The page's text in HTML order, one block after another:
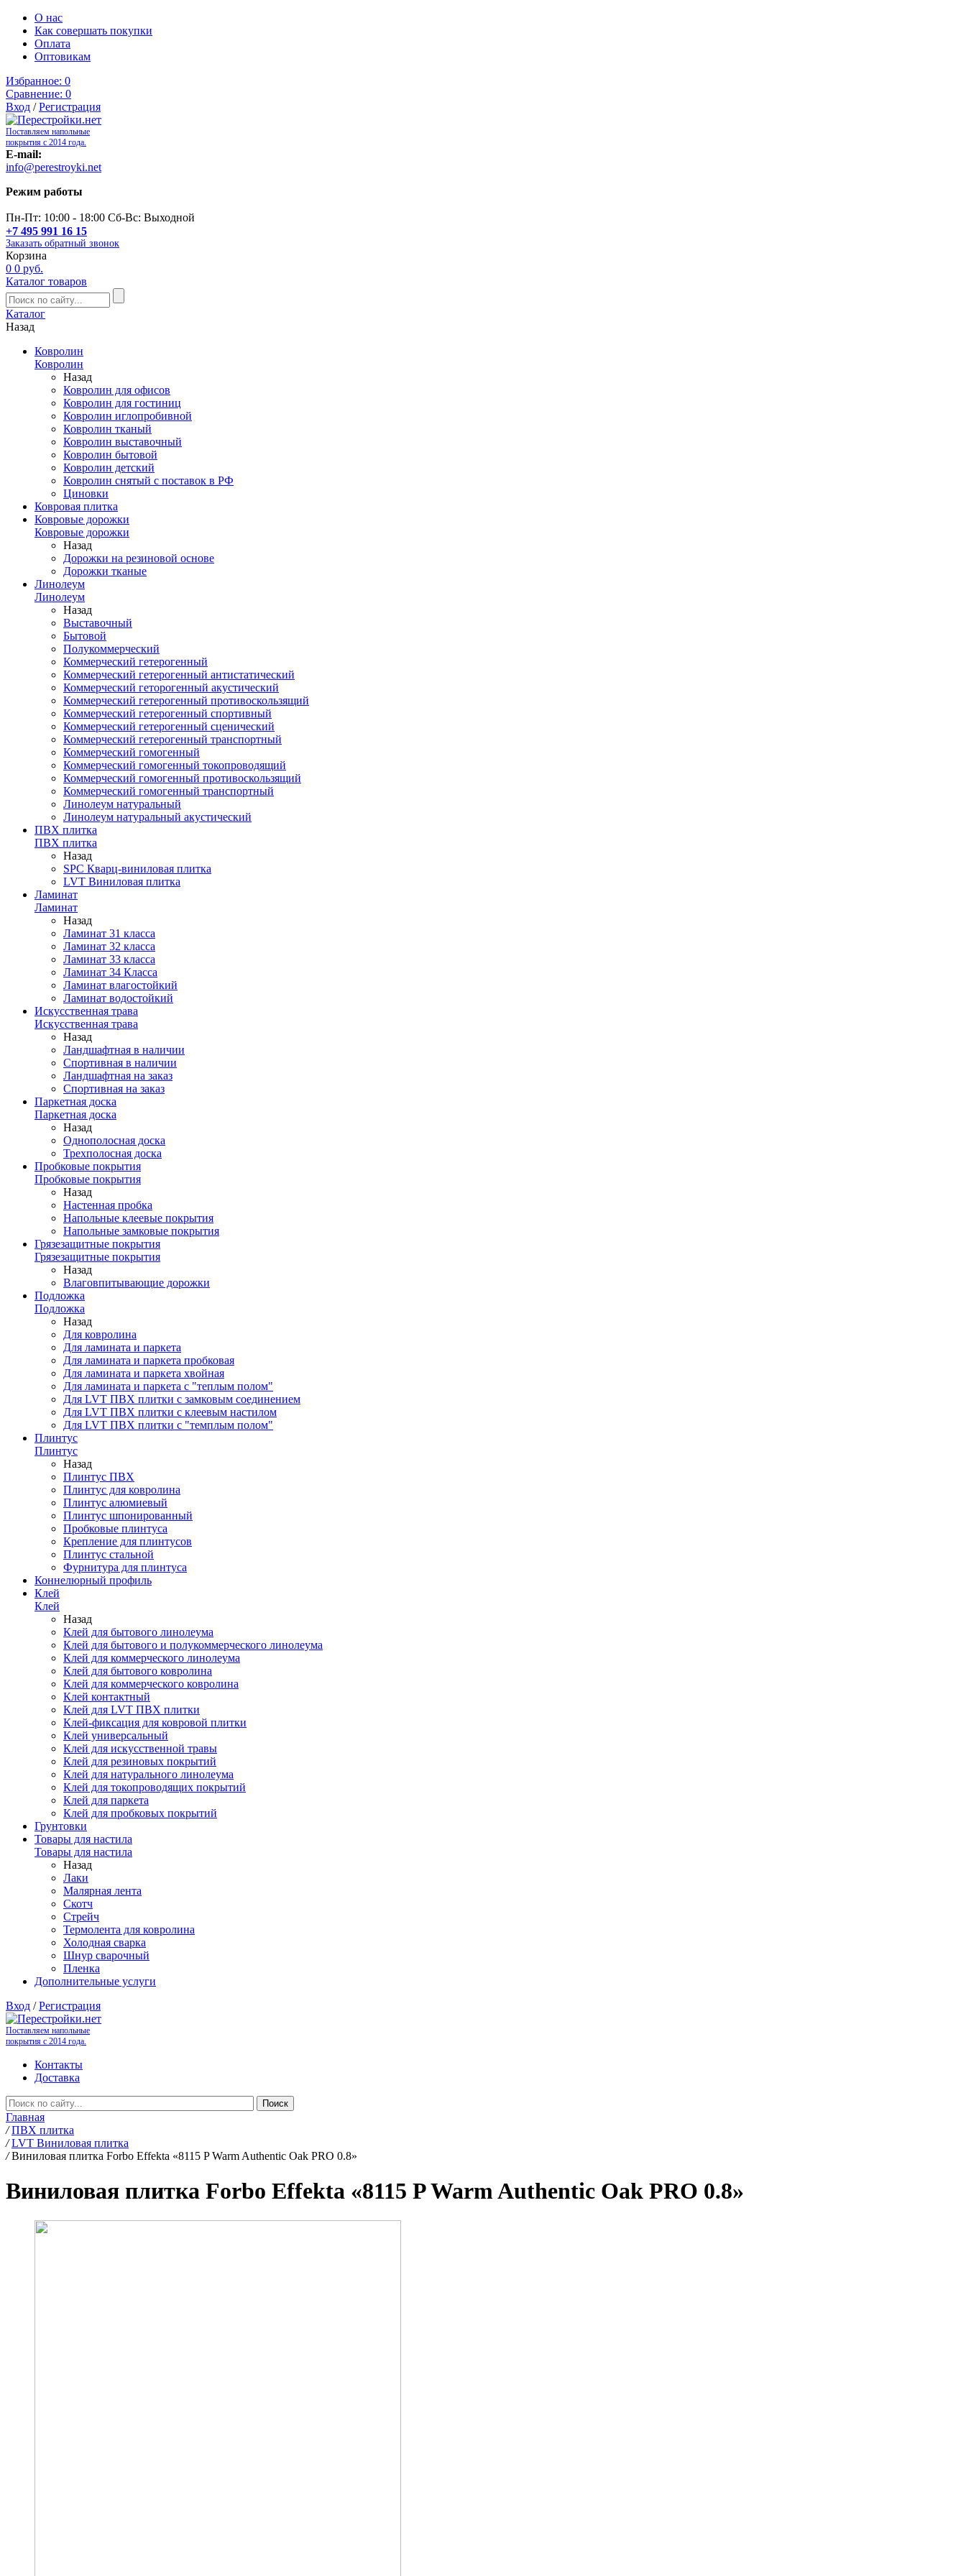
О нас
Как совершать покупки
Оплата
Оптовикам
Избранное: 0
Сравнение: 0
Вход /Регистрация
Поставляем напольные
покрытия с 2014 года.
E-mail:
info@perestroyki.net
Режим работы
Пн-Пт: 10:00 - 18:00 Сб-Вс: Выходной
+7 495 991 16 15
Заказать обратный звонок
Корзина
0 0 руб.
Каталог товаров
Каталог
Назад
Ковролин
Ковролин
Назад
Ковролин для офисов
Ковролин для гостиниц
Ковролин иглопробивной
Ковролин тканый
Ковролин выставочный
Ковролин бытовой
Ковролин детский
Ковролин снятый с поставок в РФ
Циновки
Ковровая плитка
Ковровые дорожки
Ковровые дорожки
Назад
Дорожки на резиновой основе
Дорожки тканые
Линолеум
Линолеум
Назад
Выставочный
Бытовой
Полукоммерческий
Коммерческий гетерогенный
Коммерческий гетерогенный антистатический
Коммерческий геторогенный акустический
Коммерческий гетерогенный противоскользящий
Коммерческий гетерогенный спортивный
Коммерческий гетерогенный сценический
Коммерческий гетерогенный транспортный
Коммерческий гомогенный
Коммерческий гомогенный токопроводящий
Коммерческий гомогенный противоскользящий
Коммерческий гомогенный транспортный
Линолеум натуральный
Линолеум натуральный акустический
ПВХ плитка
ПВХ плитка
Назад
SPC Кварц-виниловая плитка
LVT Виниловая плитка
Ламинат
Ламинат
Назад
Ламинат 31 класса
Ламинат 32 класса
Ламинат 33 класса
Ламинат 34 Класса
Ламинат влагостойкий
Ламинат водостойкий
Искусственная трава
Искусственная трава
Назад
Ландшафтная в наличии
Спортивная в наличии
Ландшафтная на заказ
Спортивная на заказ
Паркетная доска
Паркетная доска
Назад
Однополосная доска
Трехполосная доска
Пробковые покрытия
Пробковые покрытия
Назад
Настенная пробка
Напольные клеевые покрытия
Напольные замковые покрытия
Грязезащитные покрытия
Грязезащитные покрытия
Назад
Влаговпитывающие дорожки
Подложка
Подложка
Назад
Для ковролина
Для ламината и паркета
Для ламината и паркета пробковая
Для ламината и паркета хвойная
Для ламината и паркета с "теплым полом"
Для LVT ПВХ плитки с замковым соединением
Для LVT ПВХ плитки с клеевым настилом
Для LVT ПВХ плитки с "темплым полом"
Плинтус
Плинтус
Назад
Плинтус ПВХ
Плинтус для ковролина
Плинтус алюмиевый
Плинтус шпонированный
Пробковые плинтуса
Крепление для плинтусов
Плинтус стальной
Фурнитура для плинтуса
Коннелюрный профиль
Клей
Клей
Назад
Клей для бытового линолеума
Клей для бытового и полукоммерческого линолеума
Клей для коммерческого линолеума
Клей для бытового ковролина
Клей для коммерческого ковролина
Клей контактный
Клей для LVT ПВХ плитки
Клей-фиксация для ковровой плитки
Клей универсальный
Клей для искусственной травы
Клей для резиновых покрытий
Клей для натурального линолеума
Клей для токопроводящих покрытий
Клей для паркета
Клей для пробковых покрытий
Грунтовки
Товары для настила
Товары для настила
Назад
Лаки
Малярная лента
Скотч
Стрейч
Термолента для ковролина
Холодная сварка
Шнур сварочный
Пленка
Дополнительные услуги
Вход /Регистрация
Поставляем напольные
покрытия с 2014 года.
Контакты
Доставка
Главная
/ ПВХ плитка
/ LVT Виниловая плитка
/ Виниловая плитка Forbo Effekta «8115 P Warm Authentic Oak PRO 0.8»
Виниловая плитка Forbo Effekta «8115 P Warm Authentic Oak PRO 0.8»